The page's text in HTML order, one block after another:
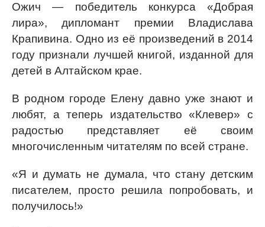
Ожич — победитель конкурса «Добрая
лира», дипломант премии Владислава
Крапивина. Одно из её произведений в 2014
году признали лучшей книгой, изданной для
детей в Алтайском крае.
В родном городе Елену давно уже знают и
любят, а теперь издательство «Клевер» с
радостью представляет её своим
многочисленным читателям по всей стране.
«Я и думать не думала, что стану детским
писателем, просто решила попробовать, и
получилось!»